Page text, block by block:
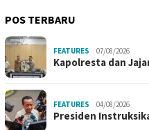
POS TERBARU
FEATURES 07/08/2026
Kapolresta dan
FEATURES 04/08/2026
Presiden